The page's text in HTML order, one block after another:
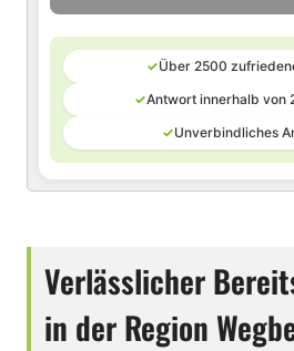
✓Über 2500
✓Antwort innerhalb von
✓Unverbindliches
Verlässlicher
in der Region